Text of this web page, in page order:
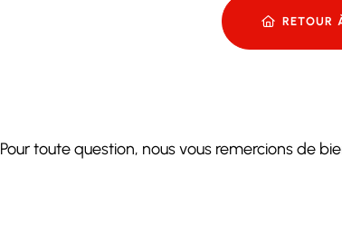
RETOUR
Pour toute question, nous vous remercions de